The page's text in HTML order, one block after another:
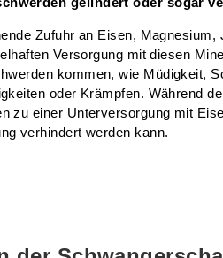
Zufuhr an Eisen, Magnesium,
Versorgung mit diesen
kommen, wie Müdigkeit,
oder Krämpfen. Während
zu einer Unterversorgung mit
verhindert werden kann.